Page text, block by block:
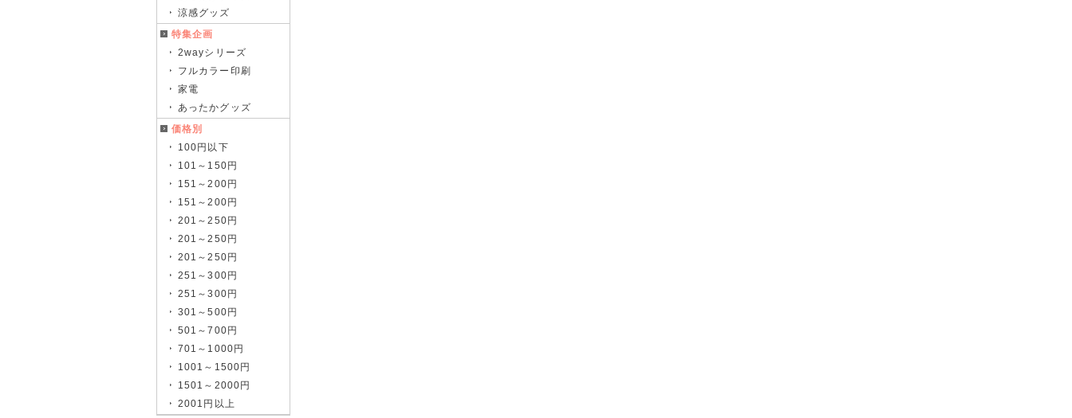
涼感グッズ
特集企画
2wayシリーズ
フルカラー印刷
家電
あったかグッズ
価格別
100円以下
101～150円
151～200円
151～200円
201～250円
201～250円
201～250円
251～300円
251～300円
301～500円
501～700円
701～1000円
1001～1500円
1501～2000円
2001円以上